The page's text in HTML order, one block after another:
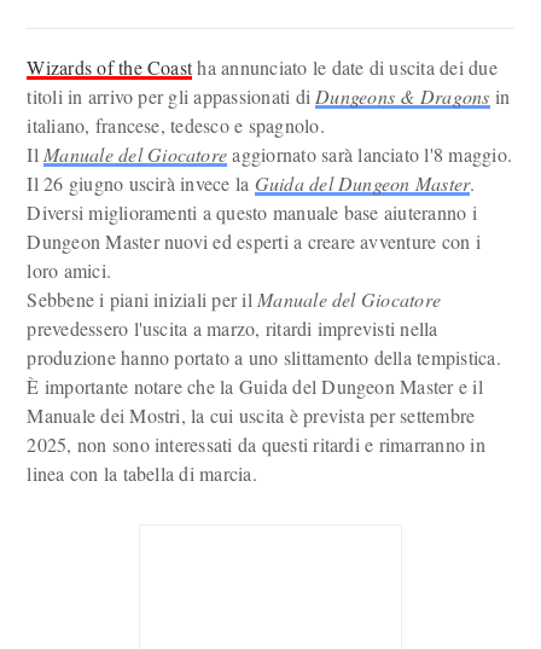
Wizards of the Coastha annunciato le date di uscita dei due
titoli in arrivo per gli appassionati di Dungeons & Dragons in
italiano, francese, tedesco e spagnolo.
Il Manuale del Giocatoreaggiornato sarà lanciato l'8 maggio.
Il 26 giugno uscirà invece la Guida del Dungeon Master.
Diversi miglioramenti a questo manuale base aiuteranno i
Dungeon Master nuovi ed esperti a creare avventure con i
loro amici.
Sebbene i piani iniziali per il Manuale del Giocatore
prevedessero l'uscita a marzo, ritardi imprevisti nella
produzione hanno portato a uno slittamento della tempistica.
È importante notare che la Guida del Dungeon Master e il
Manuale dei Mostri, la cui uscita è prevista per settembre
2025, non sono interessati da questi ritardi e rimarranno in
linea con la tabella di marcia.